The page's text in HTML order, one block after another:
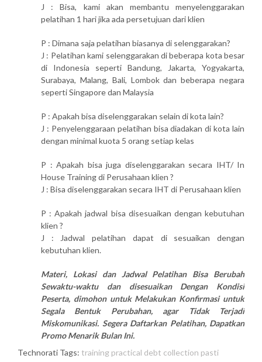
J : Bisa, kami akan membantu menyelenggarakan
pelatihan 1 hari jika ada persetujuan dari klien
P : Dimana saja pelatihan biasanya di selenggarakan?
J : Pelatihan kami selenggarakan di beberapa kota besar
di Indonesia seperti Bandung, Jakarta, Yogyakarta,
Surabaya, Malang, Bali, Lombok dan beberapa negara
seperti Singapore dan Malaysia
P : Apakah bisa diselenggarakan selain di kota lain?
J : Penyelenggaraan pelatihan bisa diadakan di kota lain
dengan minimal kuota 5 orang setiap kelas
P : Apakah bisa juga diselenggarakan secara IHT/ In
House Training di Perusahaan klien ?
J : Bisa diselenggarakan secara IHT di Perusahaan klien
P : Apakah jadwal bisa disesuaikan dengan kebutuhan
klien ?
J : Jadwal pelatihan dapat di sesuaikan dengan
kebutuhan klien.
Materi, Lokasi dan Jadwal Pelatihan Bisa Berubah
Sewaktu-waktu dan disesuaikan Dengan Kondisi
Peserta, dimohon untuk Melakukan Konfirmasi untuk
Segala Bentuk Perubahan, agar Tidak Terjadi
Miskomunikasi. Segera Daftarkan Pelatihan, Dapatkan
Promo Menarik Bulan Ini.
Technorati Tags: training practical debt collection pasti